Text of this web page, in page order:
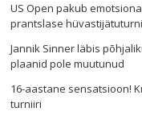
US Open pakub
prantslase
Jannik Sinner läbis
plaanid pole muutunud
16-aastane sensatsioon!
turniiri